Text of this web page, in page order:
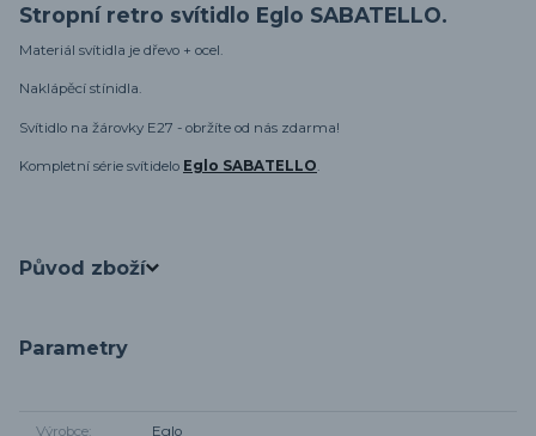
Stropní retro svítidlo Eglo SABATELLO.
Materiál svítidla je dřevo + ocel.
Naklápěcí stínidla.
Svítidlo na žárovky E27 - obržíte od nás zdarma!
Kompletní série svítidelo Eglo SABATELLO.
Původ zboží
Parametry
Výrobce Eglo